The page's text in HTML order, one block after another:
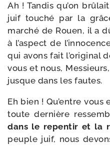
Ah ! Tandis qu’on
juif tou­ché par la
marché de Rouen, il a
à l’as­pect de
qui avons fait l’o­ri­gi­nal
vous et nous,
jusque dans les fautes.
Eh bien ! Qu’entre
toute der­nière
dans le repen­tir et la
peuple juif, nous